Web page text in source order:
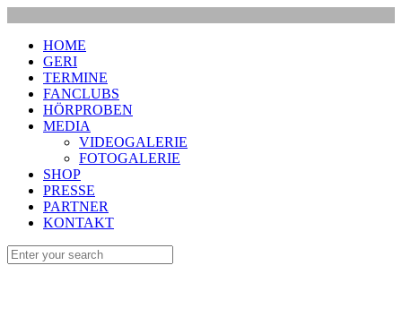
HOME
GERI
TERMINE
FANCLUBS
HÖRPROBEN
MEDIA
VIDEOGALERIE
FOTOGALERIE
SHOP
PRESSE
PARTNER
KONTAKT